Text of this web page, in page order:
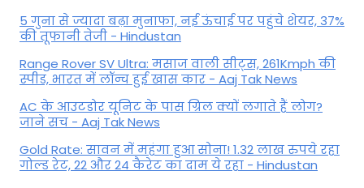
5 गुना से ज्यादा बढ़ा मुनाफा, नई ऊंचाई पर पहुंचे शेयर, 37%
की तूफानी तेजी - Hindustan
Range Rover SV Ultra: मसाज वाली सीट्स, 261Kmph की
स्पीड, भारत में लॉन्च हुई खास कार - Aaj Tak News
AC के आउटडोर यूनिट के पास ग्रिल क्यों लगाते हैं लोग?
जाने सच - Aaj Tak News
Gold Rate: सावन में महंगा हुआ सोना! 1.32 लाख रुपये रहा
गोल्ड रेट, 22 और 24 कैरेट का दाम ये रहा - Hindustan